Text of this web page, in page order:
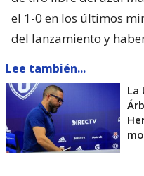
el 1-0 en los últimos
del lanzamiento y
Lee también...
La